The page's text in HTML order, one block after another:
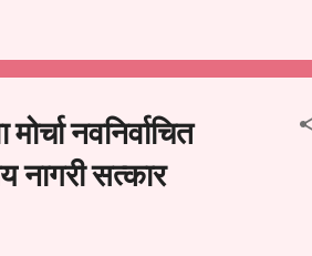
प्रशासन याबाबत काय निर्णय घेते, याकडे पालकांचे
नवनिर्वाचित
नागरी सत्कार